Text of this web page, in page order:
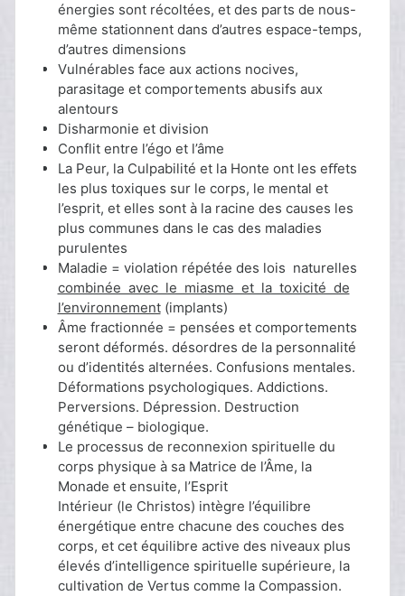
énergies sont récoltées, et des parts de nous-
même stationnent dans d’autres espace-temps,
d’autres dimensions
Vulnérables face aux actions nocives,
parasitage et comportements abusifs aux
alentours
Disharmonie et division
Conflit entre l’égo et l’âme
La Peur, la Culpabilité et la Honte ont les eﬀets
les plus toxiques sur le corps, le mental et
l’esprit, et elles sont à la racine des causes les
plus communes dans le cas des maladies
purulentes
Maladie = violation répétée des lois naturelles
combinée avec le miasme et la toxicité de
l’environnement(implants)
Âme fractionnée = pensées et comportements
seront déformés. désordres de la personnalité
ou d’identités alternées. Confusions mentales.
Déformations psychologiques. Addictions.
Perversions. Dépression. Destruction
génétique – biologique.
Le processus de reconnexion spirituelle du
corps physique à sa Matrice de l’Âme, la
Monade et ensuite, l’Esprit
Intérieur (le Christos) intègre l’équilibre
énergétique entre chacune des couches des
corps, et cet équilibre active des niveaux plus
élevés d’intelligence spirituelle supérieure, la
cultivation de Vertus comme la Compassion.